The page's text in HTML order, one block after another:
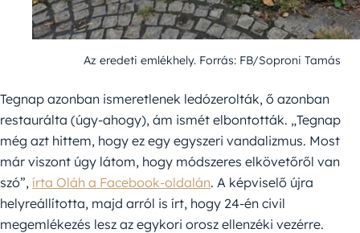
Az eredeti emlékhely. Forrás: FB/Soproni Tamás
Tegnap azonban ismeretlenek ledózerolták, ő azonban
restaurálta (úgy-ahogy), ám ismét elbontották. „Tegnap
még azt hittem, hogy ez egy egyszeri vandalizmus. Most
már viszont úgy látom, hogy módszeres elkövetőről van
szó”, írta Oláh a Facebook-oldalán. A képviselő újra
helyreállította, majd arról is írt, hogy 24-én civil
megemlékezés lesz az egykori orosz ellenzéki vezérre.